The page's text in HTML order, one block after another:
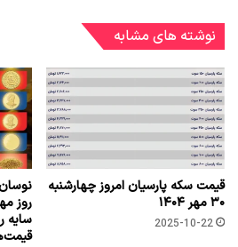
نوشته های مشابه
قیمت سکه پارسیان امروز چهارشنبه
۳۰ مهر ۱۴۰۴
2025-10-22
روز
سایه